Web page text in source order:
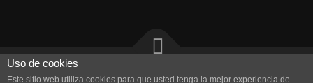
Copyright © 2026 Fit Internet y Telefonía –TemaOnePress
Uso de cookies
Este sitio web utiliza cookies para que usted tenga la mejor experiencia de